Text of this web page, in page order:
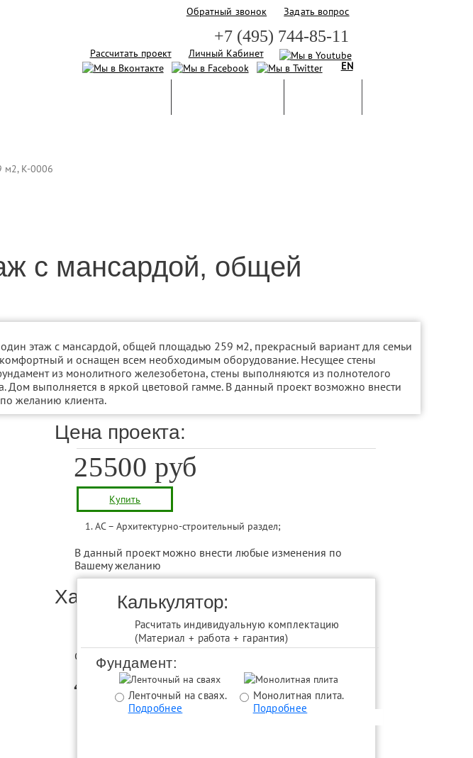
Обратный звонок Задать вопрос
+7 (495) 744-85-11
Рассчитать проект
Личный Кабинет
EN
м2, К-0006
с мансардой, общей
этаж с мансардой, общей площадью 259 м2, прекрасный вариант для семьи
и оснащен всем необходимым оборудование. Несущее стены
из монолитного железобетона, стены выполняются из полнотелого
Дом выполняется в яркой цветовой гамме. В данный проект возможно внести
желанию клиента.
Цена проекта:
25500 руб
Купить
АС – Архитектурно-строительный раздел;
В данный проект можно внести любые изменения по
Вашему желанию
Характеристики
Подробнее
Строительство: работа + материал + 50 лет гарантии
4 643 000 руб
Заказать
Калькулятор:
Расчитать индивидуальную комплектацию
(Материал + работа + гарантия)
Фундамент:
Ленточный на сваях.
Подробнее
Монолитная плита.
Подробнее
Подробнее